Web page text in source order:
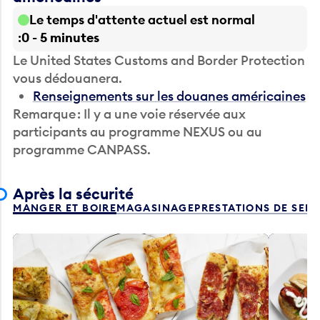
Le temps d'attente actuel est normal
0 - 5 minutes
Le United States Customs and Border Protection
vous dédouanera.
Renseignements sur les douanes américaines
Remarque : Il y a une voie réservée aux
participants au programme NEXUS ou au
programme CANPASS.
Après la sécurité
MANGER ET BOIREMAGASINAGEPRESTATIONS DE